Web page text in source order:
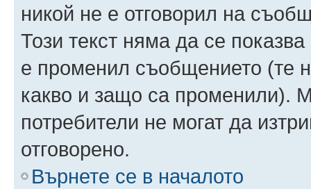
никой не е отговорил на
Този текст няма да се
е променил съобщението (те
какво и защо са променили).
потребители не могат да
отговорено.
Върнете се в началото